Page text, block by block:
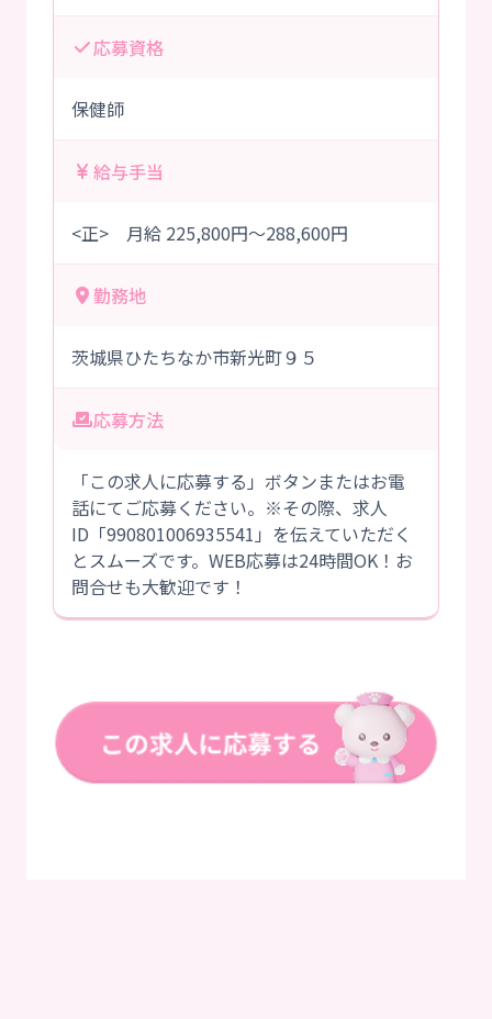
応募資格
保健師
給与手当
<正> 月給 225,800円～288,600円
勤務地
茨城県ひたちなか市新光町９５
応募方法
「この求人に応募する」ボタンまたはお電
話にてご応募ください。※その際、求人
ID「990801006935541」を伝えていただく
とスムーズです。WEB応募は24時間OK！お
問合せも大歓迎です！